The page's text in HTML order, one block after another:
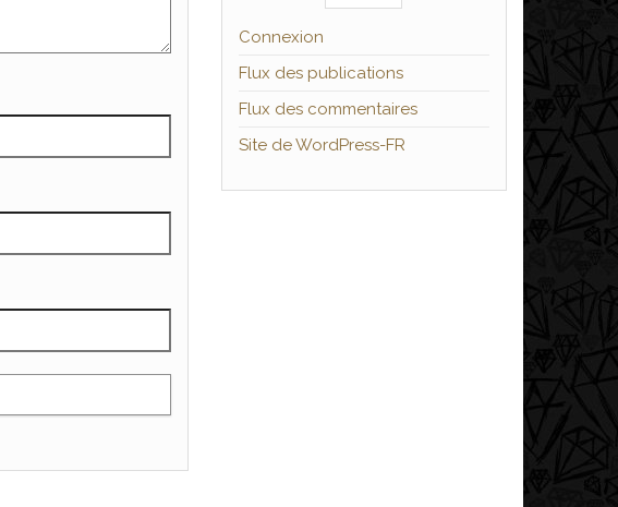
Connexion
Flux des publications
Flux des commentaires
Site de WordPress-FR